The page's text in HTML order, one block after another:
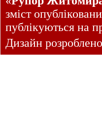
зміст
публікуються на
Дизайн